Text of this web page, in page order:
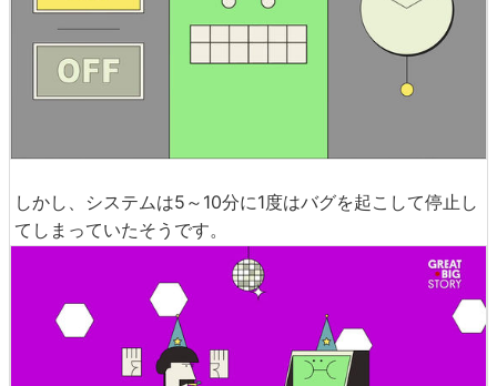
しかし、システムは5～10分に1度はバグを起こして停止し
てしまっていたそうです。